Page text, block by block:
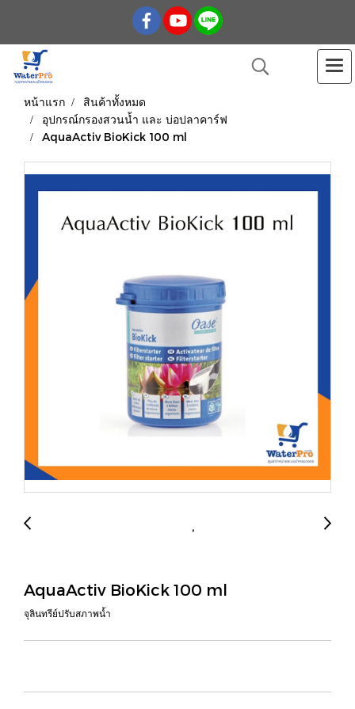
หน้าแรก
สินค้าทั้งหมด
อุปกรณ์กรองสวนน้ำ และ บ่อปลาคาร์ฟ
AquaActiv BioKick 100 ml
AquaActiv BioKick 100 ml
จุลินทรีย์ปรับสภาพน้ำ